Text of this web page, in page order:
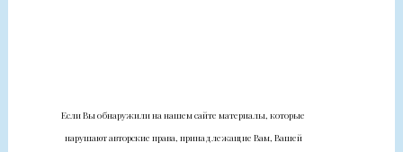
Если Вы обнаружили на нашем сайте материалы, которые
нарушают авторские права, принадлежащие Вам, Вашей